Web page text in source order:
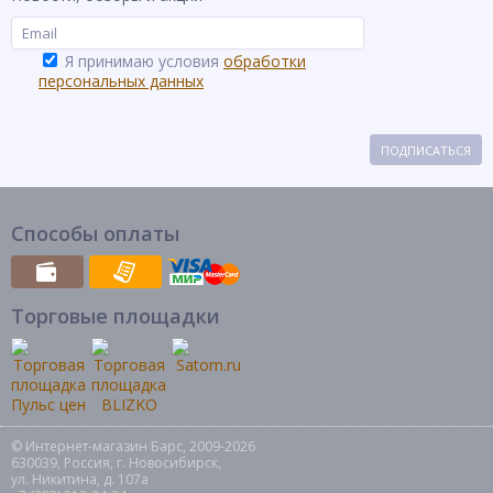
Я принимаю условия обработки
персональных данных
ПОДПИСАТЬСЯ
Способы оплаты
Торговые площадки
© Интернет-магазин Барс, 2009-2026
630039, Россия, г. Новосибирск,
ул. Никитина, д. 107а